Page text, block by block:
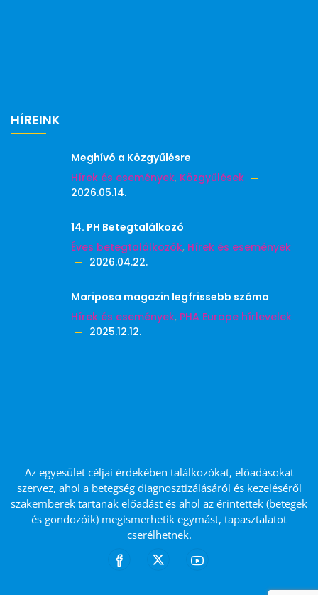
HÍREINK
Meghívó a Közgyűlésre
Hírek és események, Közgyűlések
2026.05.14.
14. PH Betegtalálkozó
Éves betegtalálkozók, Hírek és események
2026.04.22.
Mariposa magazin legfrissebb száma
Hírek és események, PHA Europe hírlevelek
2025.12.12.
Az egyesület céljai érdekében találkozókat, előadásokat
szervez, ahol a betegség diagnosztizálásáról és kezeléséről
szakemberek tartanak előadást és ahol az érintettek (betegek
és gondozóik) megismerhetik egymást, tapasztalatot
cserélhetnek.